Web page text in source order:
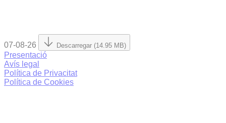
07-08-26 Descarregar (14.95 MB)
Presentació
Avís legal
Política de Privacitat
Política de Cookies